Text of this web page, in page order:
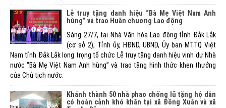
Lễ truy tặng danh hiệu “Bà Mẹ Việt Nam Anh
hùng” và trao Huân chương Lao động
Sáng 27/7, tại Nhà Văn hóa Lao động tỉnh Đắk Lắk
(cơ sở 2), Tỉnh ủy, HĐND, UBND, Ủy ban MTTQ Việt
Nam tỉnh Đắk Lắk long trọng tổ chức Lễ truy tặng danh hiệu vinh dự Nhà
nước “Bà Mẹ Việt Nam Anh hùng” và trao tặng hình thức khen thưởng
của Chủ tịch nước.
Khánh thành 50 nhà phao chống lũ tặng hộ dân
có hoàn cảnh khó khăn tại xã Đồng Xuân và xã